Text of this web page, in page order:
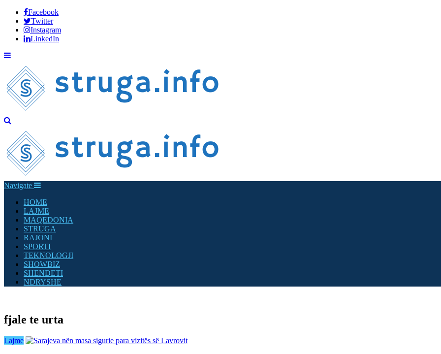
Facebook
Twitter
Instagram
LinkedIn
Navigate
HOME
LAJME
MAQEDONIA
STRUGA
RAJONI
SPORTI
TEKNOLOGJI
SHOWBIZ
SHENDETI
NDRYSHE
fjale te urta
Lajme